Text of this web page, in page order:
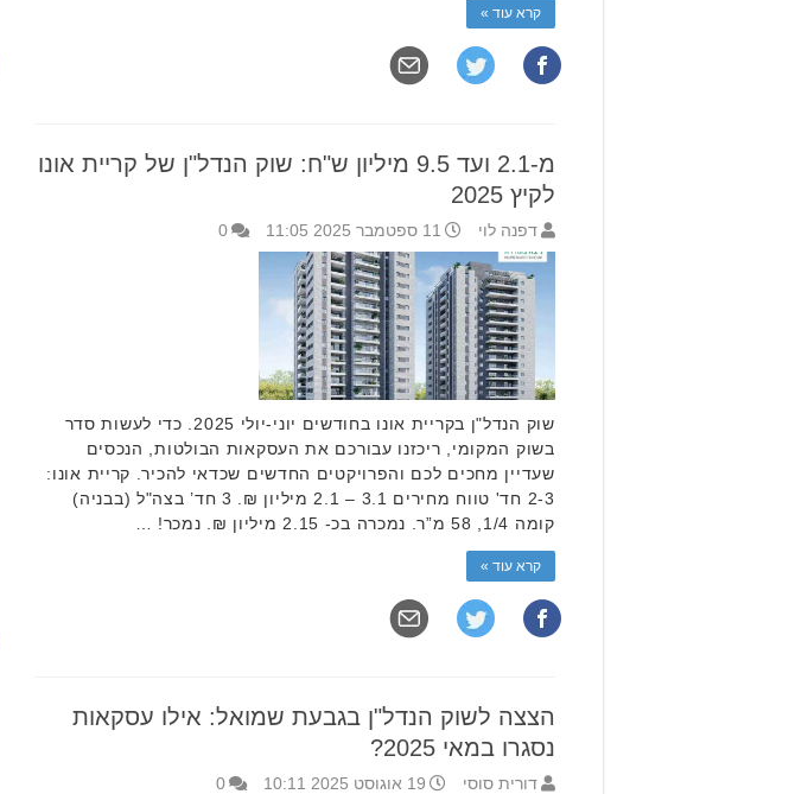
קרא עוד »
מ-2.1 ועד 9.5 מיליון ש"ח: שוק הנדל"ן של קריית אונו
לקיץ 2025
דפנה לוי 11 ספטמבר 2025 11:05 0
שוק הנדל"ן בקריית אונו בחודשים יוני-יולי 2025. כדי לעשות סדר
בשוק המקומי, ריכזנו עבורכם את העסקאות הבולטות, הנכסים
שעדיין מחכים לכם והפרויקטים החדשים שכדאי להכיר. קריית אונו:
2-3 חד' טווח מחירים 3.1 – 2.1 מיליון ₪. 3 חד’ בצה"ל (בבניה)
קומה 1/4, 58 מ”ר. נמכרה בכ- 2.15 מיליון ₪. נמכר! …
קרא עוד »
הצצה לשוק הנדל"ן בגבעת שמואל: אילו עסקאות
נסגרו במאי 2025?
דורית סוסי 19 אוגוסט 2025 10:11 0